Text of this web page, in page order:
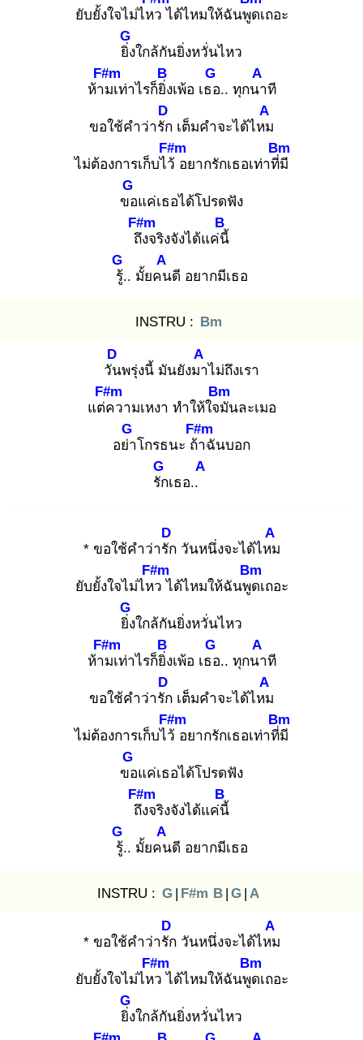
ยับยั้งใจไม่ไหว ได้ไหมให้ฉันพูดเถอะ
ยิ่ง
G
ใกล้กันยิ่งหวั่นไหว
ห้าม
F#m
เท่าไรก็ยิ่ง
B
เพ้อ เธอ
G
.. ทุกนา
A
ที
ขอใช้คำว่ารัก
D
เต็มคำจะได้ไหม
A
ไม่ต้องการเก็บไว้
F#m
อยากรักเธอเท่าที่มี
Bm
ขอ
G
แค่เธอได้โปรดฟัง
ถึง
F#m
จริงจังได้แค่นี้
B
รู้.
G
. มั้ยคน
A
ดี อยากมีเธอ
INSTRU : Bm
วัน
D
พรุ่งนี้ มันยังมา
A
ไม่ถึงเรา
แต่ค
F#m
วามเหงา ทำให้ใจมั
Bm
นละเมอ
อย่า
G
โกรธนะ ถ้า
F#m
ฉันบอก
รัก
G
เธอ..
A
* ขอใช้คำว่ารัก
D
วันหนึ่งจะได้ไหม
A
ยับยั้งใจไม่ไหว
F#m
ได้ไหมให้ฉันพูด
Bm
เถอะ
ยิ่ง
G
ใกล้กันยิ่งหวั่นไหว
ห้าม
F#m
เท่าไรก็ยิ่ง
B
เพ้อ เธอ
G
.. ทุกนา
A
ที
ขอใช้คำว่ารัก
D
เต็มคำจะได้ไหม
A
ไม่ต้องการเก็บไว้
F#m
อยากรักเธอเท่าที่มี
Bm
ขอ
G
แค่เธอได้โปรดฟัง
ถึง
F#m
จริงจังได้แค่นี้
B
รู้.
G
. มั้ยคน
A
ดี อยากมีเธอ
INSTRU : G | F#m B | G | A
* ขอใช้คำว่ารัก
D
วันหนึ่งจะได้ไหม
A
ยับยั้งใจไม่ไหว
F#m
ได้ไหมให้ฉันพูด
Bm
เถอะ
ยิ่ง
G
ใกล้กันยิ่งหวั่นไหว